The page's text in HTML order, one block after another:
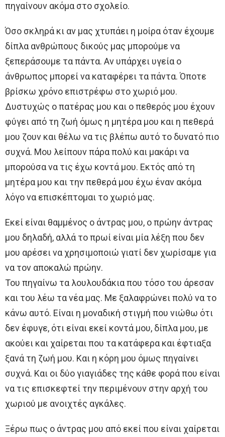
πηγαίνουν ακόμα στο σχολείο.
Όσο σκληρά κι αν μας χτυπάει η μοίρα όταν έχουμε
δίπλα ανθρώπους δικούς μας μπορούμε να
ξεπεράσουμε τα πάντα. Αν υπάρχει υγεία ο
άνθρωπος μπορεί να καταφέρει τα πάντα. Όποτε
βρίσκω χρόνο επιστρέφω στο χωριό μου.
Δυστυχώς ο πατέρας μου και ο πεθερός μου έχουν
φύγει από τη ζωή όμως η μητέρα μου και η πεθερά
μου ζουν και θέλω να τις βλέπω αυτό το δυνατό πιο
συχνά. Μου λείπουν πάρα πολύ και μακάρι να
μπορούσα να τις έχω κοντά μου. Εκτός από τη
μητέρα μου και την πεθερά μου έχω έναν ακόμα
λόγο να επισκέπτομαι το χωριό μας.
Εκεί είναι θαμμένος ο άντρας μου, ο πρώην άντρας
μου δηλαδή, αλλά το πρωί είναι μία λέξη που δεν
μου αρέσει να χρησιμοποιώ γιατί δεν χωρίσαμε για
να τον αποκαλώ πρώην.
Του πηγαίνω τα λουλουδάκια που τόσο του άρεσαν
και του λέω τα νέα μας. Με ξαλαφρώνει πολύ να το
κάνω αυτό. Είναι η μοναδική στιγμή που νιώθω ότι
δεν έφυγε, ότι είναι εκεί κοντά μου, δίπλα μου, με
ακούει και χαίρεται που τα κατάφερα και έφτιαξα
ξανά τη ζωή μου. Και η κόρη μου όμως πηγαίνει
συχνά. Και οι δύο γιαγιάδες της κάθε φορά που είναι
να τις επισκεφτεί την περιμένουν στην αρχή του
χωριού με ανοιχτές αγκάλες.
Ξέρω πως ο άντρας μου από εκεί που είναι χαίρεται